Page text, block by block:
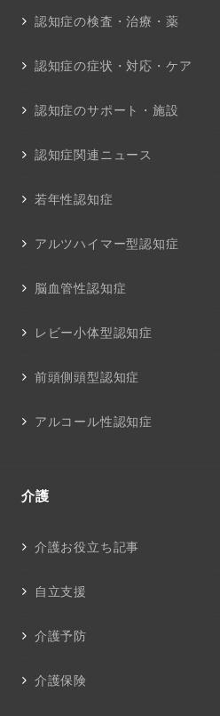
認知症の検査・治療・薬
認知症の症状・対応・ケア
認知症のサポート・施設
認知症関連ニュース
若年性認知症
アルツハイマー型認知症
脳血管性認知症
レビー小体型認知症
前頭側頭型認知症
アルコール性認知症
介護
介護お役立ち記事
自立支援
介護予防
介護保険